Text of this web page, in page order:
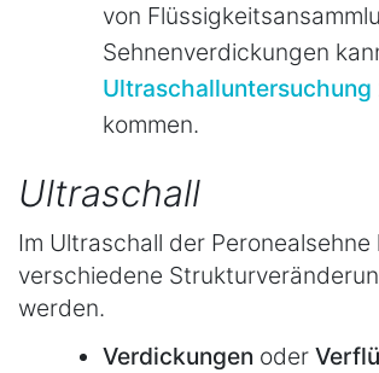
von
Sehnenverdickungen
Ultraschalluntersuchung
kommen.
Ultraschall
Im Ultraschall der Peronealsehne
verschiedene
werden.
Verdickungen oder